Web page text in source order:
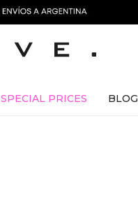
SPECIAL PRICES BLOG